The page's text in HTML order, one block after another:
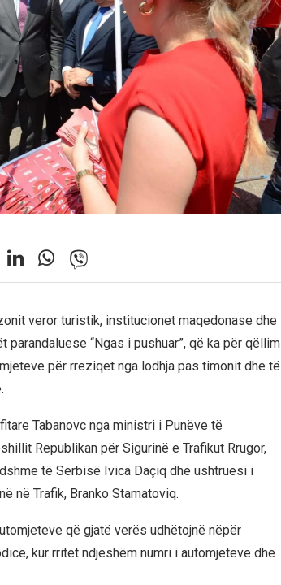
veror turistik, institucionet maqedonase dhe
“Ngas i pushuar”, që ka për qëllim
për rreziqet nga lodhja pas timonit dhe të
Tabanovc nga ministri i Punëve të
Republikan për Sigurinë e Trafikut Rrugor,
të Serbisë Ivica Daçiq dhe ushtruesi i
në Trafik, Branko Stamatoviq.
që gjatë verës udhëtojnë nëpër
kur rritet ndjeshëm numri i automjeteve dhe